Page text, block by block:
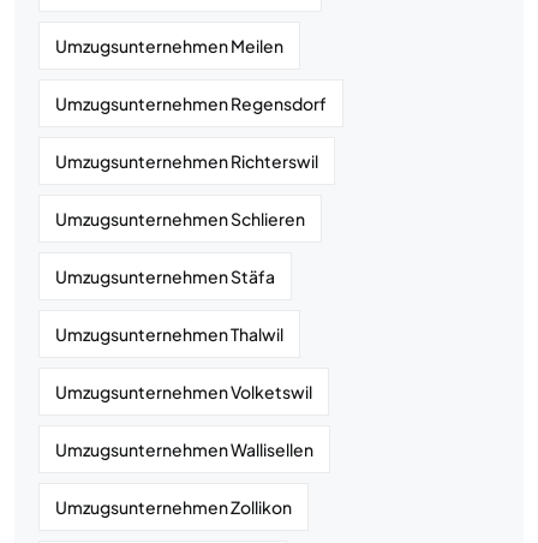
Umzugsunternehmen Meilen
Umzugsunternehmen Regensdorf
Umzugsunternehmen Richterswil
Umzugsunternehmen Schlieren
Umzugsunternehmen Stäfa
Umzugsunternehmen Thalwil
Umzugsunternehmen Volketswil
Umzugsunternehmen Wallisellen
Umzugsunternehmen Zollikon